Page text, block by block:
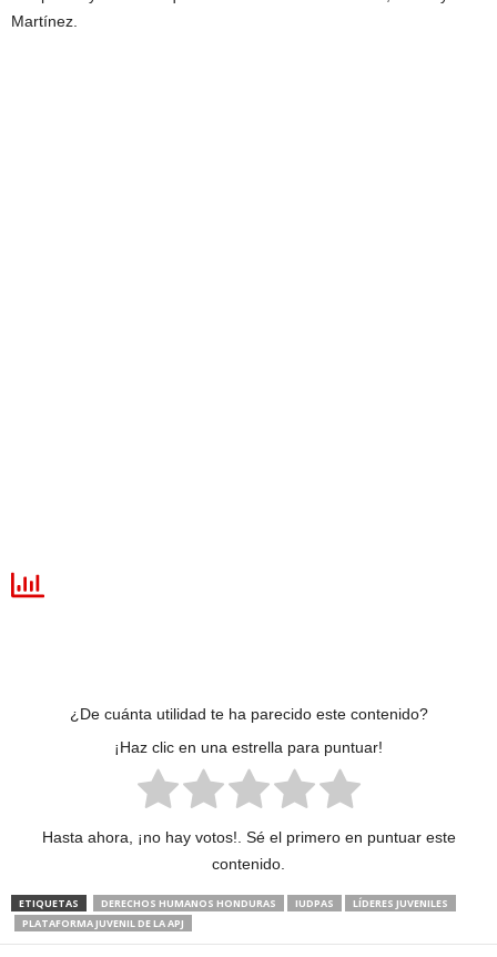
Martínez.
¿De cuánta utilidad te ha parecido este contenido?
¡Haz clic en una estrella para puntuar!
Hasta ahora, ¡no hay votos!. Sé el primero en puntuar este
contenido.
ETIQUETAS DERECHOS HUMANOS HONDURAS IUDPAS
LÍDERES JUVENILES
PLATAFORMA JUVENIL DE LA APJ